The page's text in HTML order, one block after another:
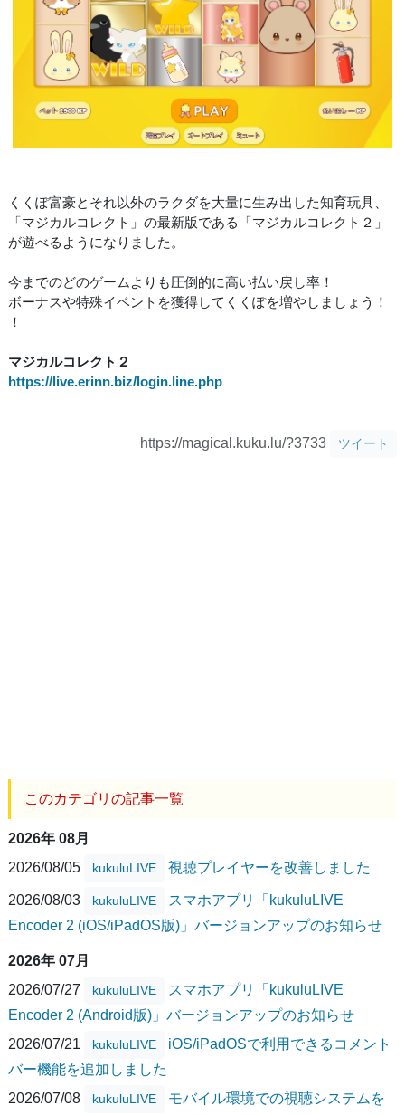
くくぽ富豪とそれ以外のラクダを大量に生み出した知育玩具、
「マジカルコレクト」の最新版である「マジカルコレクト２」
が遊べるようになりました。
今までのどのゲームよりも圧倒的に高い払い戻し率！
ボーナスや特殊イベントを獲得してくくぽを増やしましょう！
！
マジカルコレクト２
https://live.erinn.biz/login.line.php
https://magical.kuku.lu/?3733 ツイート
このカテゴリの記事一覧
2026年 08月
2026/08/05
kukuluLIVE 視聴プレイヤーを改善しました
2026/08/03 kukuluLIVE
スマホアプリ「kukuluLIVE
Encoder 2 (iOS/iPadOS版)」バージョンアップのお知らせ
2026年 07月
2026/07/27
kukuluLIVE
スマホアプリ「kukuluLIVE
Encoder 2 (Android版)」バージョンアップのお知らせ
2026/07/21
kukuluLIVE
iOS/iPadOSで利用できるコメント
バー機能を追加しました
2026/07/08
kukuluLIVE
モバイル環境での視聴システムを